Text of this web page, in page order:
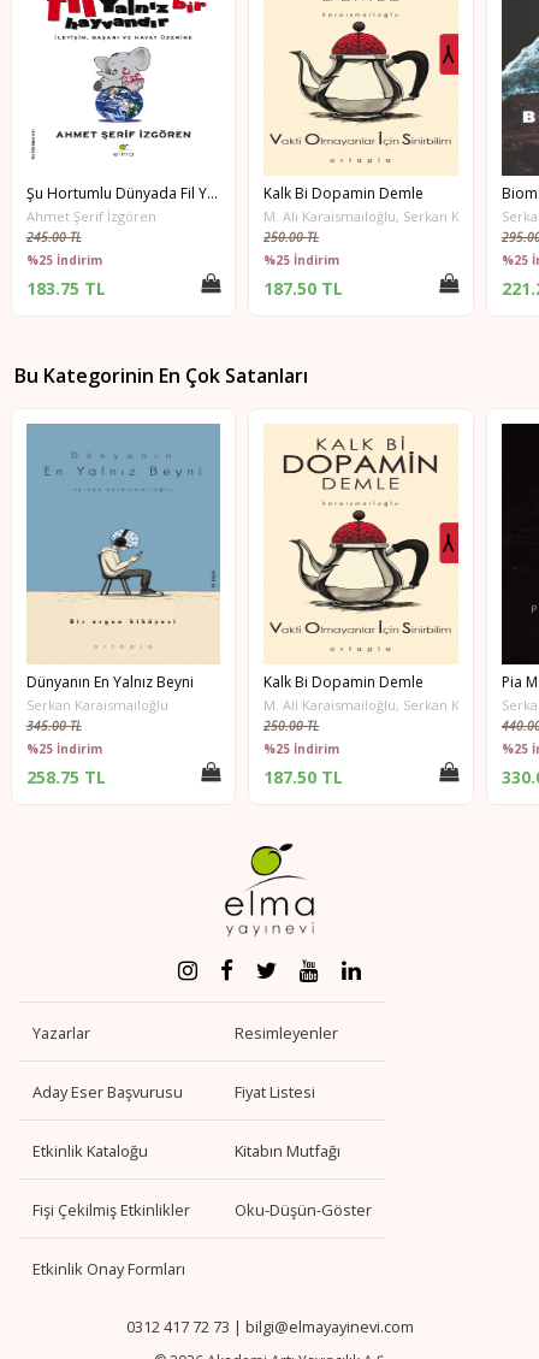
Şu Hortumlu Dünyada Fil Yalnız Bir Hayvandır
Ahmet Şerif İzgören
245.00 TL
%25 İndirim
183.75 TL
Kalk Bi Dopamin Demle
M. Ali Karaismailoğlu, Serkan
250.00 TL
%25 İndirim
187.50 TL
%25
Bu Kategorinin En Çok Satanları
Dünyanın En Yalnız Beyni
Serkan Karaismailoğlu
345.00 TL
%25 İndirim
258.75 TL
Kalk Bi Dopamin Demle
M. Ali Karaismailoğlu, Serkan
250.00 TL
%25 İndirim
187.50 TL
Pia
%25
Yazarlar Resimleyenler
Aday Eser Başvurusu Fiyat Listesi
Etkinlik Kataloğu Kitabın Mutfağı
Fişi Çekilmiş Etkinlikler Oku-Düşün-Göster
Etkinlik Onay Formları
0312 417 72 73 | bilgi@elmayayinevi.com